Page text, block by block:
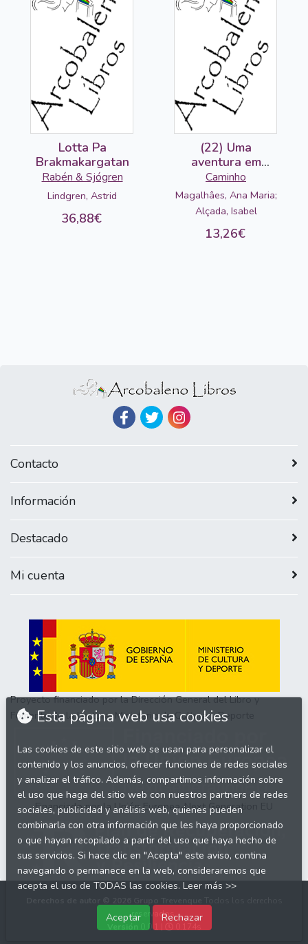
Lotta Pa
Brakmakargatan
Rabén & Sjógren
Lindgren, Astrid
36,88€
(22) Uma
aventura em
Lisboa
Caminho
Magalhâes, Ana Maria;
Alçada, Isabel
13,26€
Contacto
Información
Destacado
Mi cuenta
Proyecto financiado por la Dirección General del Libro y
Fomento de la Lectura, Ministerio de Cultura y Deporte
Financiado por la Unión Europea-Next Generation EU
reservados.
0.0.1 |
Esta página web usa cookies
Las cookies de este sitio web se usan para personalizar el
contenido y los anuncios, ofrecer funciones de redes sociales
y analizar el tráfico. Además, compartimos información sobre
el uso que haga del sitio web con nuestros partners de redes
sociales, publicidad y análisis web, quienes pueden
combinarla con otra información que les haya proporcionado
o que hayan recopilado a partir del uso que haya hecho de
sus servicios. Si hace clic en "Acepta" este aviso, contina
navegando o permanece en la web, consideraremos que
acepta el uso de TODAS las cookies. Leer más >>
Aceptar Rechazar